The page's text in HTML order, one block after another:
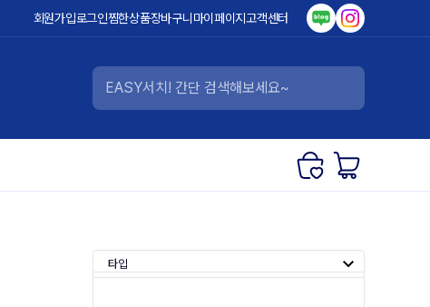
회원가입로그인찜한상품장바구니 마이페이지고객센터
타입